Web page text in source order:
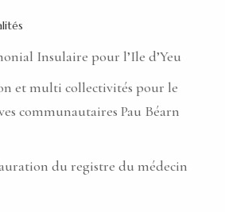
Insulaire pour l’Ile d’Yeu
et multi collectivités pour le
communautaires Pau Béarn
du registre du médecin